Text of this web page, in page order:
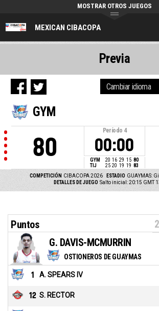
MEXICAN CIBACOPA
MOSTRAR OTROS JUEGOS
GYM
80
Período 4
00:00
GYM 20 16 29 15 80
TIJ
25 20 19 19 83
COMPETICIÓN CIBACOPA 2026 ESTADIO GUAYMAS:
DETALLES DE JUEGO Salto inicial: 20:15 GMT
Previa
Puntos
OSTIONEROS DE GUAYMAS
G. DAVIS-MCMURRIN
1 A. SPEARS IV
12 S. RECTOR